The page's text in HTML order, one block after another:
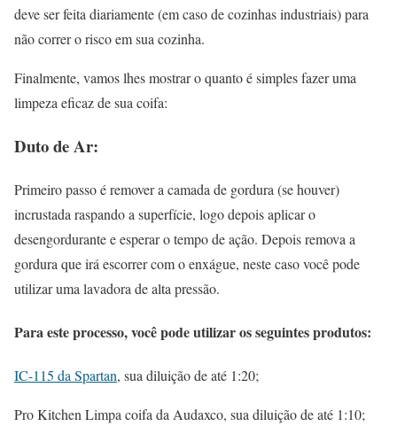
deve ser feita diariamente (em caso de cozinhas industriais) para
não correr o risco em sua cozinha.
Finalmente, vamos lhes mostrar o quanto é simples fazer uma
limpeza eficaz de sua coifa:
Duto de Ar:
Primeiro passo é remover a camada de gordura (se houver)
incrustada raspando a superfície, logo depois aplicar o
desengordurante e esperar o tempo de ação. Depois remova a
gordura que irá escorrer com o enxágue, neste caso você pode
utilizar uma lavadora de alta pressão.
Para este processo, você pode utilizar os seguintes produtos:
IC-115 da Spartan, sua diluição de até 1:20;
Pro Kitchen Limpa coifa da Audaxco, sua diluição de até 1:10;